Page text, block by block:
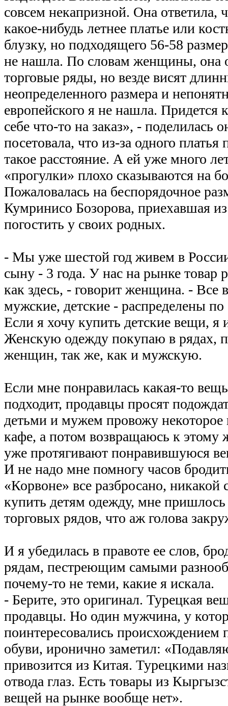
совсем некапризной. Она ответила,
какое-нибудь летнее платье или
блузку, но подходящего 56-58
не нашла. По словам женщины, она
торговые ряды, но везде висят
неопределенного размера и
европейского я не нашла. Придется
себе что-то на заказ», -
посетовала, что из-за одного платья
такое расстояние. А ей уже много
«прогулки» плохо сказываются на
Пожаловалась на беспорядочное
Кумринисо Бозорова, приехавшая
погостить у своих родных.
- Мы уже шестой год живем в
сыну - 3 года. У нас на рынке товар
как здесь, - говорит женщина. - Все
мужские, детские - распределены
Если я хочу купить детские вещи, я
Женскую одежду покупаю в рядах,
женщин, так же, как и мужскую.
Если мне понравилась какая-то
подходит, продавцы просят
детьми и мужем провожу
кафе, а потом возвращаюсь к этому
уже протягивают понравившуюся
И не надо мне помногу часов
«Корвоне» все разбросано,
купить детям одежду, мне пришлось
торговых рядов, что аж голова
И я убедилась в правоте ее слов,
рядам, пестреющим самыми
почему-то не теми, какие я искала.
- Берите, это оригинал. Турецкая
продавцы. Но один мужчина, у
поинтересовались происхождением
обуви, иронично заметил:
привозится из Китая. Турецкими
отвода глаз. Есть товары из
вещей на рынке вообще нет».